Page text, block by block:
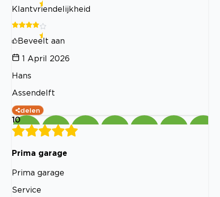
Klantvriendelijkheid
Beveelt aan
1 April 2026
Hans
Assendelft
delen
10
Prima garage
Prima garage
Service